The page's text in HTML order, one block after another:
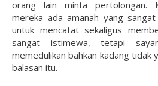
orang lain minta pertolongan.
mereka ada amanah yang
untuk mencatat sekaligus
sangat istimewa, tetapi
memedulikan bahkan kadang tidak
balasan itu.